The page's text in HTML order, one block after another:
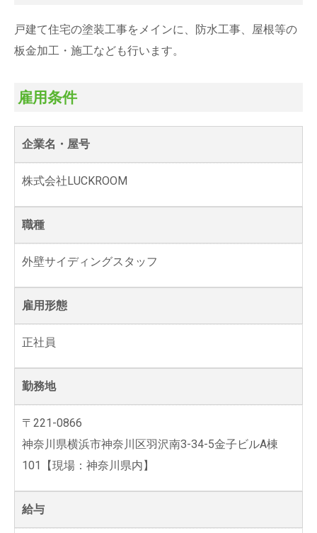
戸建て住宅の塗装工事をメインに、防水工事、屋根等の
板金加工・施工なども行います。
雇用条件
企業名・屋号
株式会社LUCKROOM
職種
外壁サイディングスタッフ
雇用形態
正社員
勤務地
〒221-0866
神奈川県横浜市神奈川区羽沢南3-34-5金子ビルA棟
101【現場：神奈川県内】
給与